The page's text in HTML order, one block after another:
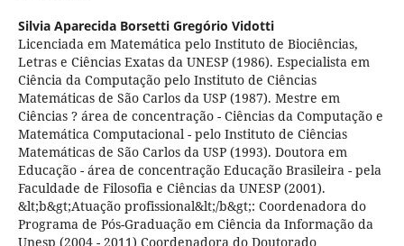
Silvia Aparecida Borsetti Gregório Vidotti
Licenciada em Matemática pelo Instituto de Biociências,
Letras e Ciências Exatas da UNESP (1986). Especialista em
Ciência da Computação pelo Instituto de Ciências
Matemáticas de São Carlos da USP (1987). Mestre em
Ciências ? área de concentração - Ciências da Computação e
Matemática Computacional - pelo Instituto de Ciências
Matemáticas de São Carlos da USP (1993). Doutora em
Educação - área de concentração Educação Brasileira - pela
Faculdade de Filosofia e Ciências da UNESP (2001).
&lt;b&gt;Atuação profissional&lt;/b&gt;: Coordenadora do
Programa de Pós-Graduação em Ciência da Informação da
Unesp (2004 - 2011) Coordenadora do Doutorado